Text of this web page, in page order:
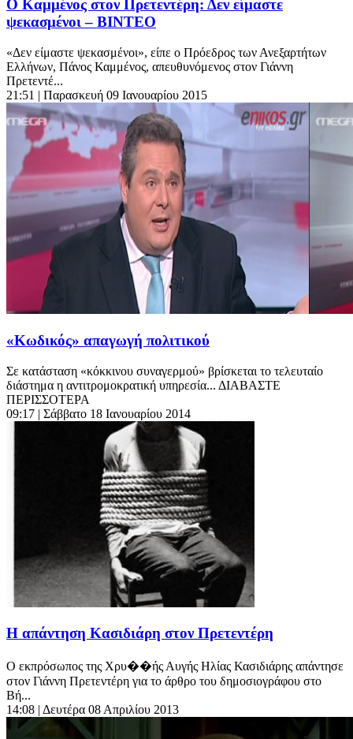
Ο Καμμένος στον Πρετεντέρη: Δεν είμαστε
ψεκασμένοι – ΒΙΝΤΕΟ
«Δεν είμαστε ψεκασμένοι», είπε ο Πρόεδρος των Ανεξαρτήτων
Ελλήνων, Πάνος Καμμένος, απευθυνόμενος στον Γιάννη
Πρετεντέ...
21:51 | Παρασκευή 09 Ιανουαρίου 2015
«Κωδικός» απαγωγή πολιτικού
Σε κατάσταση «κόκκινου συναγερμού» βρίσκεται το τελευταίο
διάστημα η αντιτρομοκρατική υπηρεσία... ΔΙΑΒΑΣΤΕ
ΠΕΡΙΣΣΟΤΕΡΑ
09:17 | Σάββατο 18 Ιανουαρίου 2014
Η απάντηση Κασιδιάρη στον Πρετεντέρη
Ο εκπρόσωπος της Χρυ��ής Αυγής Ηλίας Κασιδιάρης απάντησε
στον Γιάννη Πρετεντέρη για το άρθρο του δημοσιογράφου στο
Βή...
14:08 | Δευτέρα 08 Απριλίου 2013